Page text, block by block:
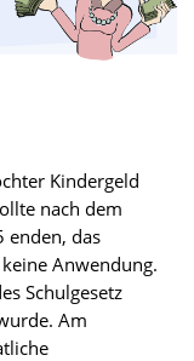
Kindergeld
nach dem
enden, das
Anwendung.
Schulgesetz
Am